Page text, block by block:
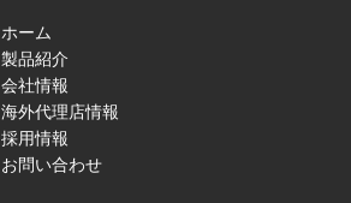
ホーム
製品紹介
会社情報
海外代理店情報
採用情報
お問い合わせ